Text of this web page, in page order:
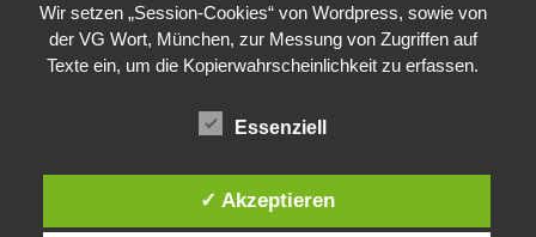
Wir setzen „Session-Cookies“ von Wordpress, sowie von
der VG Wort, München, zur Messung von Zugriffen auf
Texte ein, um die Kopierwahrscheinlichkeit zu erfassen.
Essenziell
✓ Akzeptieren